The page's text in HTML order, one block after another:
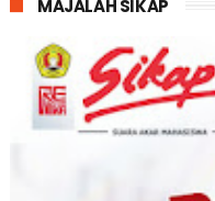
MAJALAH SIKAP